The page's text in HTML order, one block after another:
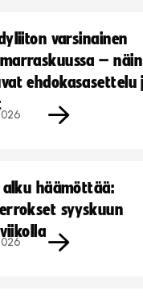
varsinainen
– näin
ehdokasasettelu
alku häämöttää:
syyskuun